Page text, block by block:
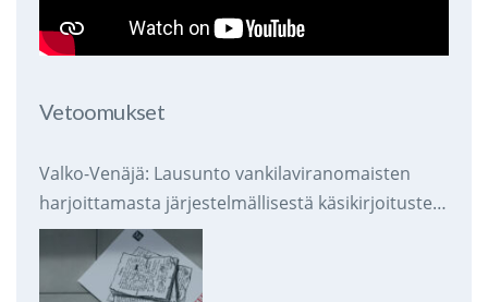
Vetoomukset
Valko-Venäjä: Lausunto vankilaviranomaisten
harjoittamasta järjestelmällisestä käsikirjoitusten
takavarikoinnista ja tuhoamisesta